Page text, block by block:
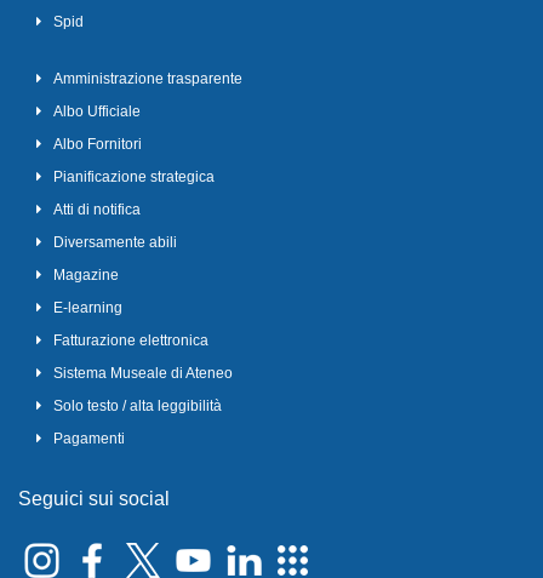
Spid
Amministrazione trasparente
Albo Ufficiale
Albo Fornitori
Pianificazione strategica
Atti di notifica
Diversamente abili
Magazine
E-learning
Fatturazione elettronica
Sistema Museale di Ateneo
Solo testo / alta leggibilità
Pagamenti
Seguici sui social